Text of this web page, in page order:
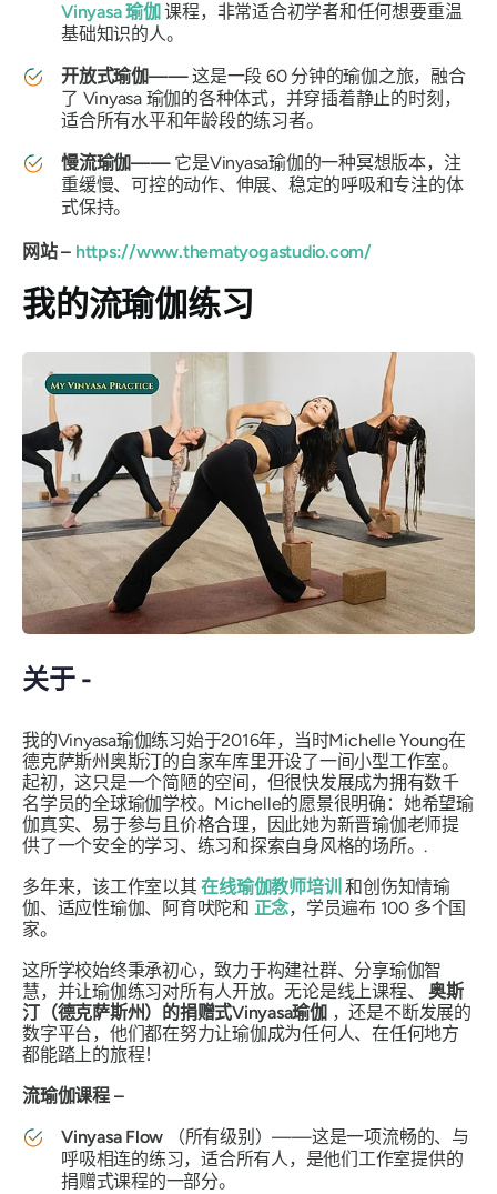
Vinyasa 瑜伽课程，非常适合初学者和任何想要重温
基础知识的人。
开放式瑜伽——这是一段 60 分钟的瑜伽之旅，融合
了 Vinyasa 瑜伽的各种体式，并穿插着静止的时刻，
适合所有水平和年龄段的练习者。
慢流瑜伽—— 它是Vinyasa瑜伽的一种冥想版本，注
重缓慢、可控的动作、伸​​展、稳定的呼吸和专注的体
式保持。
网站 – https://www.thematyogastudio.com/
我的流瑜伽练习
关于 -
我的Vinyasa瑜伽练习始于2016年，当时Michelle Young在
德克萨斯州奥斯汀的自家车库里开设了一间小型工作室。
起初，这只是一个简陋的空间，但很快发展成为拥有数千
名学员的全球瑜伽学校。Michelle的愿景很明确：她希望瑜
伽真实、易于参与且价格合理，因此她为新晋瑜伽老师提
供了一个安全的学习、练习和探索自身风格的场所。.
多年来，该工作室以其在线瑜伽教师培训 和创伤知情瑜
伽、适应性瑜伽、阿育吠陀和 正念，学员遍布 100 多个国
家。
这所学校始终秉承初心，致力于构建社群、分享瑜伽智
慧，并让瑜伽练习对所有人开放。无论是线上课程、 奥斯
汀（德克萨斯州）的捐赠式Vinyasa瑜伽 ，还是不断发展的
数字平台，他们都在努力让瑜伽成为任何人、在任何地方
都能踏上的旅程！
流瑜伽课程 –
Vinyasa Flow （所有级别）——这是一项流畅的、与
呼吸相连的练习，适合所有人，是他们工作室提供的
捐赠式课程的一部分。